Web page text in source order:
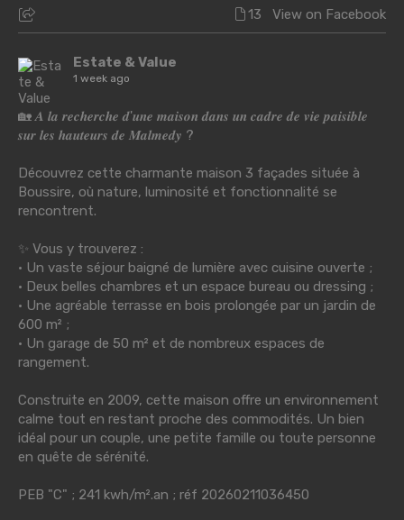
13 View on Facebook
Estate & Value
1 week ago
🏡 𝑨 𝒍𝒂 𝒓𝒆𝒄𝒉𝒆𝒓𝒄𝒉𝒆 𝒅'𝒖𝒏𝒆 𝒎𝒂𝒊𝒔𝒐𝒏 𝒅𝒂𝒏𝒔 𝒖𝒏 𝒄𝒂𝒅𝒓𝒆 𝒅𝒆 𝒗𝒊𝒆 𝒑𝒂𝒊𝒔𝒊𝒃𝒍𝒆
𝒔𝒖𝒓 𝒍𝒆𝒔 𝒉𝒂𝒖𝒕𝒆𝒖𝒓𝒔 𝒅𝒆 𝑴𝒂𝒍𝒎𝒆𝒅𝒚 ?
Découvrez cette charmante maison 3 façades située à
Boussire, où nature, luminosité et fonctionnalité se
rencontrent.
✨ Vous y trouverez :
• Un vaste séjour baigné de lumière avec cuisine ouverte ;
• Deux belles chambres et un espace bureau ou dressing ;
• Une agréable terrasse en bois prolongée par un jardin de
600 m² ;
• Un garage de 50 m² et de nombreux espaces de
rangement.
Construite en 2009, cette maison offre un environnement
calme tout en restant proche des commodités. Un bien
idéal pour un couple, une petite famille ou toute personne
en quête de sérénité.
PEB "C" ; 241 kwh/m².an ; réf 20260211036450